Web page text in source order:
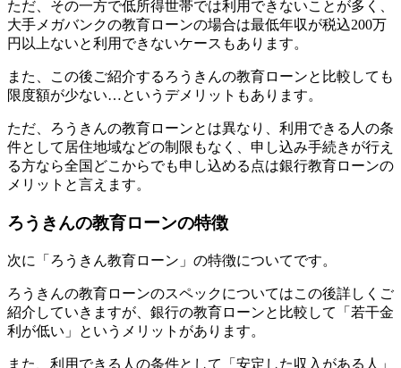
ただ、その一方で低所得世帯では利用できないことが多く、
大手メガバンクの教育ローンの場合は最低年収が税込200万
円以上ないと利用できないケースもあります。
また、この後ご紹介するろうきんの教育ローンと比較しても
限度額が少ない…というデメリットもあります。
ただ、ろうきんの教育ローンとは異なり、利用できる人の条
件として居住地域などの制限もなく、申し込み手続きが行え
る方なら全国どこからでも申し込める点は銀行教育ローンの
メリットと言えます。
ろうきんの教育ローンの特徴
次に「ろうきん教育ローン」の特徴についてです。
ろうきんの教育ローンのスペックについてはこの後詳しくご
紹介していきますが、銀行の教育ローンと比較して「若干金
利が低い」というメリットがあります。
また、利用できる人の条件として「安定した収入がある人」